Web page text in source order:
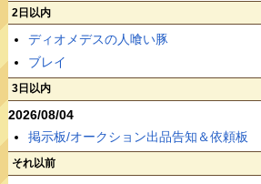
2日以内
ディオメデスの人喰い豚
ブレイ
3日以内
2026/08/04
掲示板/オークション出品告知＆依頼板
それ以前